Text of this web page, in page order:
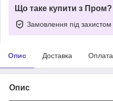
Що таке купити з Пром?
Замовлення під захистом
Опис Доставка Оплата
Опис